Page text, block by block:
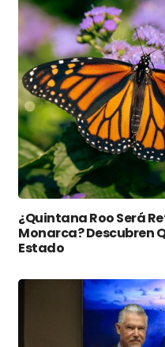
¿Quintana Roo Será
Monarca? Descubren
Estado